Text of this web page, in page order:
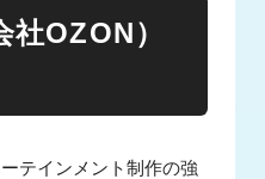
OZON）
テインメント制作の強